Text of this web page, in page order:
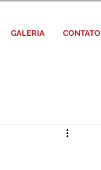
GALERIA CONTATO